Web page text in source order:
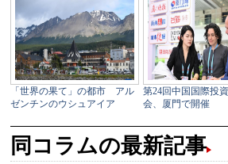
同コラムの最新記事